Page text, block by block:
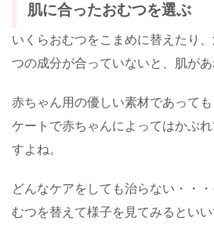
肌に合ったおむつを選ぶ
いくらおむつをこまめに替えたり
つの成分が合っていないと、肌があ
赤ちゃん用の優しい素材であって
ケートで赤ちゃんによってはかぶ
すよね。
どんなケアをしても治らない・・
むつを替えて様子を見てみるとい